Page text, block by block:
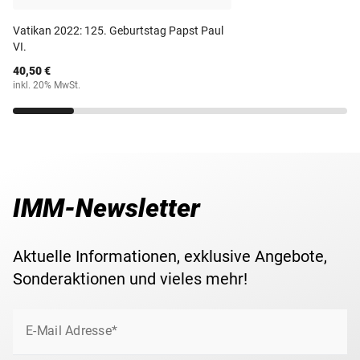
Vatikan 2022: 125. Geburtstag Papst Paul
VI.
40,50 €
inkl. 20% MwSt.
IMM-Newsletter
Aktuelle Informationen, exklusive Angebote,
Sonderaktionen und vieles mehr!
E-Mail Adresse*